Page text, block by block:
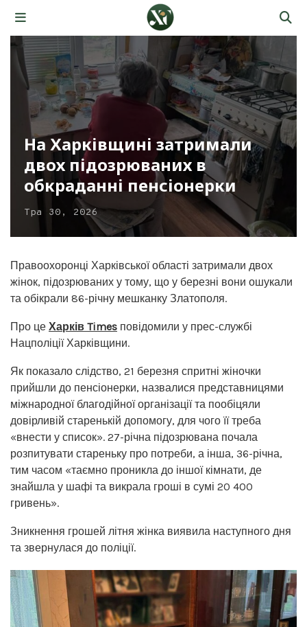
На Харківщині затримали
двох підозрюваних в
обкраданні пенсіонерки
Тра 30, 2026
Правоохоронці Харківської області затримали двох
жінок, підозрюваних у тому, що у березні вони ошукали
та обікрали 86-річну мешканку Златополя.
Про це Харків Times повідомили у прес-службі
Нацполіції Харківщини.
Як показало слідство, 21 березня спритні жіночки
прийшли до пенсіонерки, назвалися представницями
міжнародної благодійної організації та пообіцяли
довірливій старенькій допомогу, для чого її треба
«внести у список». 27-річна підозрювана почала
розпитувати стареньку про потреби, а інша, 36-річна,
тим часом «таємно проникла до іншої кімнати, де
знайшла у шафі та викрала гроші в сумі 20 400
гривень».
Зникнення грошей літня жінка виявила наступного дня
та звернулася до поліції.